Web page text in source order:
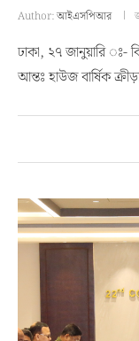
Author:আইএসপিআর
ঢাকা, ২৭ জানুয়ারি ঃ-
আন্তঃ হাউজ বার্ষিক